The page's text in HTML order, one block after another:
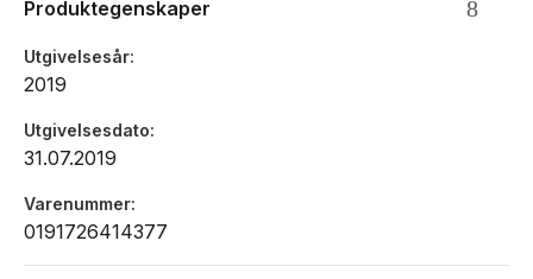
Produktegenskaper
Utgivelsesår
2019
Utgivelsesdato
31.07.2019
Varenummer
0191726414377